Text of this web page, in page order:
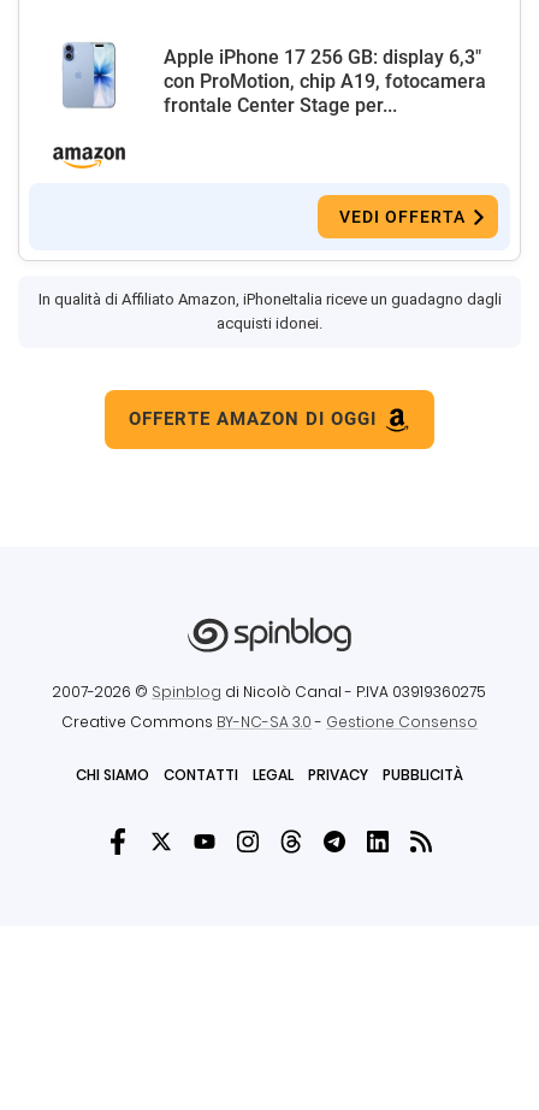
Apple iPhone 17 256 GB: display 6,3"
con ProMotion, chip A19, fotocamera
frontale Center Stage per...
VEDI OFFERTA
In qualità di Affiliato Amazon, iPhoneItalia riceve un guadagno dagli
acquisti idonei.
OFFERTE AMAZON DI OGGI
2007-2026 © Spinblog di Nicolò Canal - P.IVA 03919360275
Creative Commons BY-NC-SA 3.0- Gestione Consenso
CHI SIAMO CONTATTI LEGAL PRIVACY PUBBLICITÀ